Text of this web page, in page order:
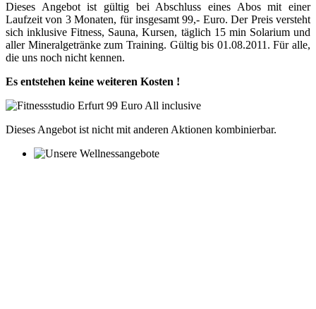
Dieses Angebot ist gültig bei Abschluss eines Abos mit einer
Laufzeit von 3 Monaten, für insgesamt 99,- Euro. Der Preis versteht
sich inklusive Fitness, Sauna, Kursen, täglich 15 min Solarium und
aller Mineralgetränke zum Training. Gültig bis 01.08.2011. Für alle,
die uns noch nicht kennen.
Es entstehen keine weiteren Kosten !
Dieses Angebot ist nicht mit anderen Aktionen kombinierbar.